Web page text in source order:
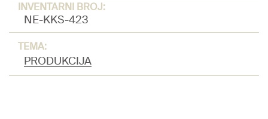
INVENTARNI BROJ:
NE-KKS-423
TEMA:
PRODUKCIJA